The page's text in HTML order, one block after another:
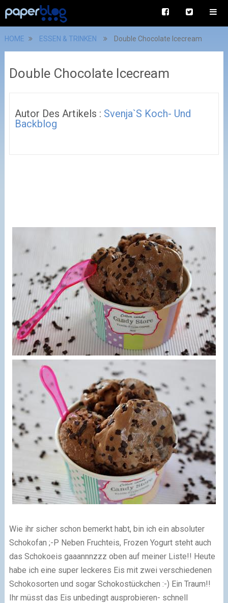
HOME ESSEN & TRINKEN Double Chocolate Icecream
Double Chocolate Icecream
Autor Des Artikels : Svenja`s Koch- Und
Backblog
Wie ihr sicher schon bemerkt habt, bin ich ein absoluter
Schokofan ;-P Neben Fruchteis, Frozen Yogurt steht auch
das Schokoeis gaaannnzzz oben auf meiner Liste!! Heute
habe ich eine super leckeres Eis mit zwei verschiedenen
Schokosorten und sogar Schokostückchen :-) Ein Traum!!
Ihr müsst das Eis unbedingt ausprobieren- schnell